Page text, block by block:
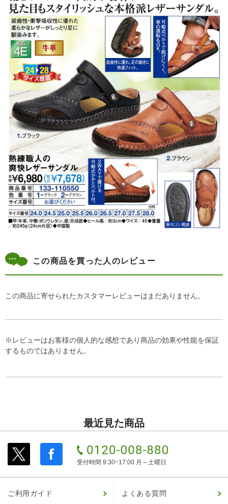
この商品を買った人のレビュー
この商品に寄せられたカスタマーレビューはまだありません。
※レビューはお客様の個人的な感想であり商品の効果や性能を保証
するものではありません。
最近見た商品
受付時間 9:30~17:00 月～土曜日
ご利用ガイド よくある質問